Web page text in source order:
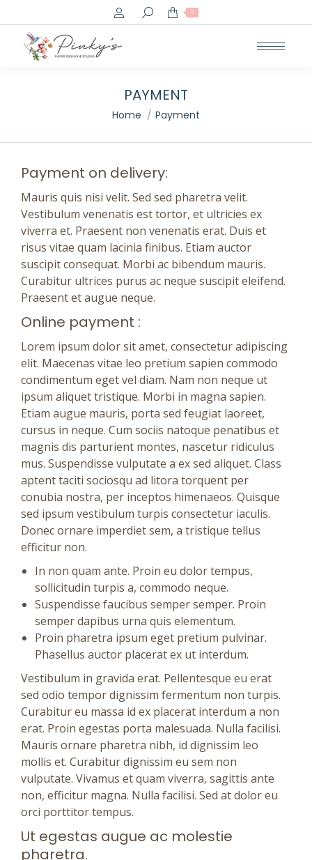
Search: 0
PAYMENT
You are here:
Home Payment
Payment on delivery:
Mauris quis nisi velit. Sed sed pharetra velit.
Vestibulum venenatis est tortor, et ultricies ex
viverra et. Praesent non venenatis erat. Duis et
risus vitae quam lacinia finibus. Etiam auctor
suscipit consequat. Morbi ac bibendum mauris.
Curabitur ultrices purus ac neque suscipit eleifend.
Praesent et augue neque.
Online payment :
Lorem ipsum dolor sit amet, consectetur adipiscing
elit. Maecenas vitae leo pretium sapien commodo
condimentum eget vel diam. Nam non neque ut
ipsum aliquet tristique. Morbi in magna sapien.
Etiam augue mauris, porta sed feugiat laoreet,
cursus in neque. Cum sociis natoque penatibus et
magnis dis parturient montes, nascetur ridiculus
mus. Suspendisse vulputate a ex sed aliquet. Class
aptent taciti sociosqu ad litora torquent per
conubia nostra, per inceptos himenaeos. Quisque
sed ipsum vestibulum turpis consectetur iaculis.
Donec ornare imperdiet sem, a tristique tellus
efficitur non.
In non quam ante. Proin eu dolor tempus,
sollicitudin turpis a, commodo neque.
Suspendisse faucibus semper semper. Proin
semper dapibus urna quis elementum.
Proin pharetra ipsum eget pretium pulvinar.
Phasellus auctor placerat ex ut interdum.
Vestibulum in gravida erat. Pellentesque eu erat
sed odio tempor dignissim fermentum non turpis.
Curabitur eu massa id ex placerat interdum a non
erat. Proin egestas porta malesuada. Nulla facilisi.
Mauris ornare pharetra nibh, id dignissim leo
mollis et. Curabitur dignissim eu sem non
vulputate. Vivamus et quam viverra, sagittis ante
non, efficitur magna. Nulla facilisi. Sed at dolor eu
orci porttitor tempus.
Ut egestas augue ac molestie
pharetra.